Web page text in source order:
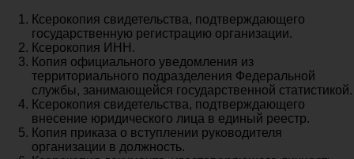
Ксерокопия свидетельства, подтверждающего
государственную регистрацию организации.
Ксерокопия ИНН.
Копия официального уведомления из
территориального подразделения Федеральной
службы, занимающейся государственной статистикой.
Ксерокопия свидетельства, подтверждающего
внесение юридического лица в единый реестр.
Копия приказа о вступлении руководителя
организации в должность.